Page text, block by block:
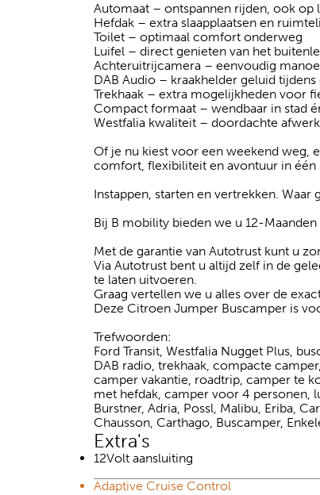
Automaat – ontspannen rijden, ook op
Hefdak – extra slaapplaatsen en
Toilet – optimaal comfort onderweg
Luifel – direct genieten van het
Achteruitrijcamera – eenvoudig
DAB Audio – kraakhelder geluid
Trekhaak – extra mogelijkheden voor
Compact formaat – wendbaar in stad
Westfalia kwaliteit – doordachte
Of je nu kiest voor een weekend weg,
comfort, flexibiliteit en avontuur in één
Instappen, starten en vertrekken. Waar
Bij B mobility bieden we u 12-
Met de garantie van Autotrust kunt u
Via Autotrust bent u altijd zelf in de
te laten uitvoeren.
Graag vertellen we u alles over de
Deze Citroen Jumper Buscamper is
Trefwoorden:
Ford Transit, Westfalia Nugget Plus,
DAB radio, trekhaak, compacte
camper vakantie, roadtrip, camper te
met hefdak, camper voor 4 personen,
Burstner, Adria, Possl, Malibu, Eriba,
Chausson, Carthago, Buscamper,
Extra's
12Volt aansluiting
Adaptive Cruise Control